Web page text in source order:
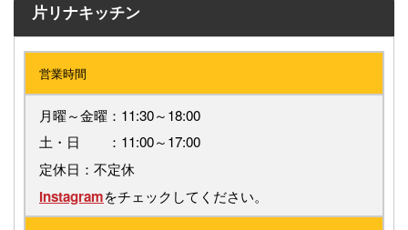
片リナキッチン
営業時間
月曜～金曜：11:30～18:00
土・日 ：11:00～17:00
定休日：不定休
Instagramをチェックしてください。